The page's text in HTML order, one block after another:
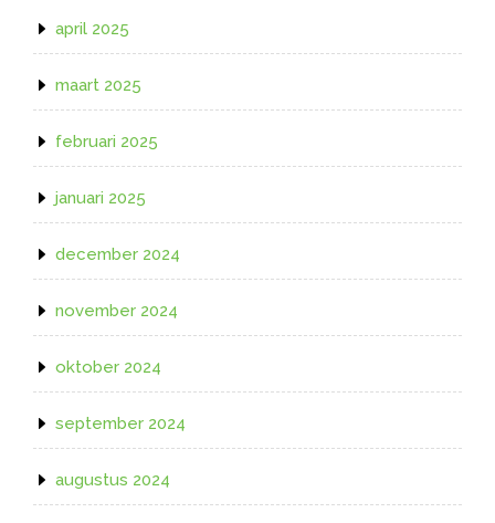
april 2025
maart 2025
februari 2025
januari 2025
december 2024
november 2024
oktober 2024
september 2024
augustus 2024